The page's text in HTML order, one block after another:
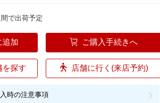
で出荷予定
追加 ご購入手続きへ
を探す 店舗に行く(来店予約)
時の注意事項